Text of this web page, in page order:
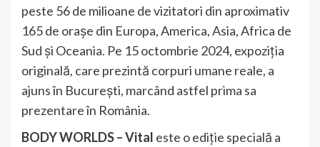
peste 56 de milioane de vizitatori din aproximativ
165 de orașe din Europa, America, Asia, Africa de
Sud și Oceania. Pe 15 octombrie 2024, expoziția
originală, care prezintă corpuri umane reale, a
ajuns în București, marcând astfel prima sa
prezentare în România.
BODY WORLDS – Vital este o ediție specială a